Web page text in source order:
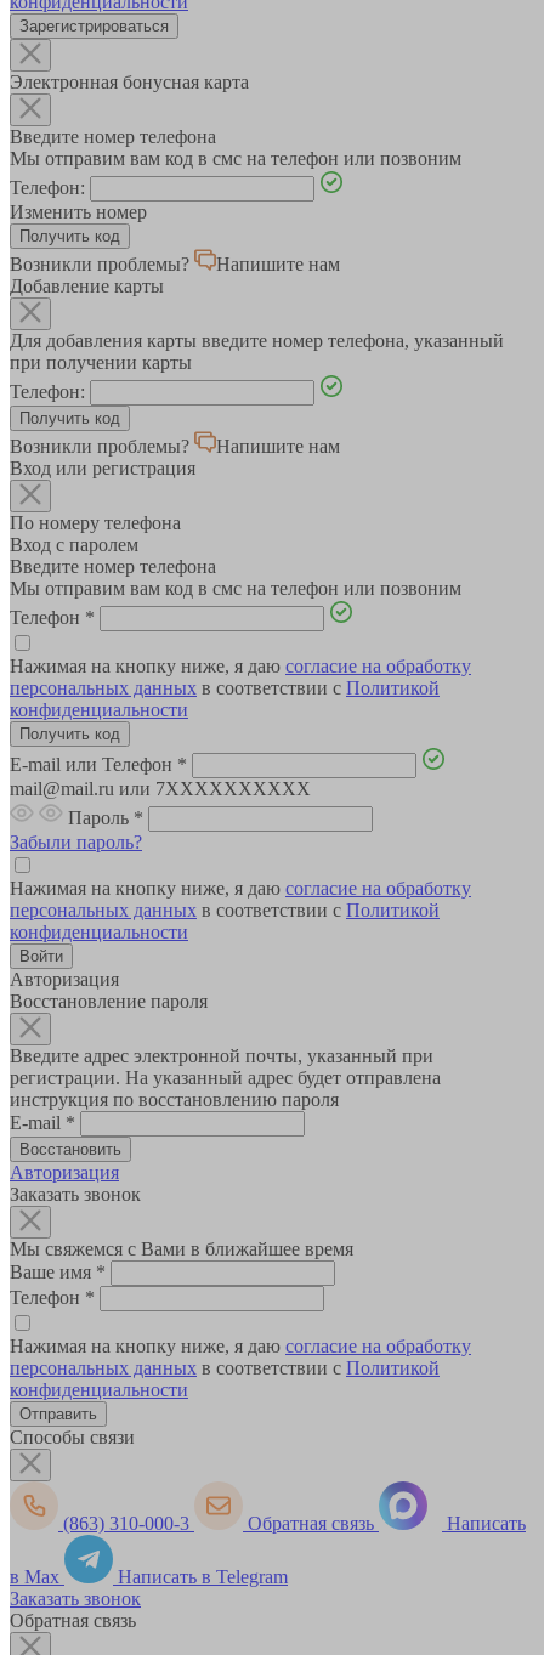
Зарегистрироваться
Электронная бонусная карта
Введите номер телефона
Мы отправим вам код в смс на телефон или позвоним
Телефон:
Изменить номер
Возникли проблемы?
Напишите нам
Добавление карты
Для добавления карты введите номер телефона, указанный
при получении карты
Телефон:
Возникли проблемы?
Напишите нам
Вход или регистрация
По номеру телефона
Вход с паролем
Введите номер телефона
Мы отправим вам код в смс на телефон или позвоним
Телефон *
Нажимая на кнопку ниже, я даю согласие на обработку
персональных данных в соответствии с Политикой
конфиденциальности
E-mail или Телефон *
mail@mail.ru или 7XXXXXXXXXX
Пароль *
Забыли пароль?
Нажимая на кнопку ниже, я даю согласие на обработку
персональных данных в соответствии с Политикой
конфиденциальности
Авторизация
Восстановление пароля
Введите адрес электронной почты, указанный при
регистрации. На указанный адрес будет отправлена
инструкция по восстановлению пароля
E-mail *
Авторизация
Заказать звонок
Мы свяжемся с Вами в ближайшее время
Ваше имя *
Телефон *
Нажимая на кнопку ниже, я даю согласие на обработку
персональных данных в соответствии с Политикой
конфиденциальности
Способы связи
(863) 310-000-3 Обратная связь Написать
в Max
Написать в Telegram
Заказать звонок
Обратная связь